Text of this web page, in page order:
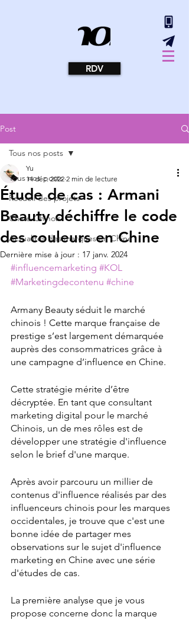
RDV
Post
Tous nos posts
Recueil des projets
Chine-Chinois
Actualités des marques en Chine
Tous nos posts
Étude de cas : Armani
Beauty déchiffre le code
des couleurs en Chine
Yu
14 déc. 2022 2 min de lecture
Dernière mise à jour : 17 janv. 2024
#influencemarketing #KOL
#Marketingdecontenu #chine
Armany Beauty séduit le marché
chinois ! Cette marque française de
prestige s’est largement démarquée
auprès des consommatrices grâce à
une campagne d’influence en Chine.
Cette stratégie mérite d’être
décryptée. En tant que consultant
marketing digital pour le marché
Chinois, un de mes rôles est de
développer une stratégie d'influence
selon le brief d'une marque.
Après avoir parcouru un millier de
contenus d'influence réalisés par des
influenceurs chinois pour les marques
occidentales, je trouve que c'est une
bonne idée de partager mes
observations sur le sujet d'influence
marketing en Chine avec une série
d'études de cas.
La première analyse que je vous
propose concerne donc la marque